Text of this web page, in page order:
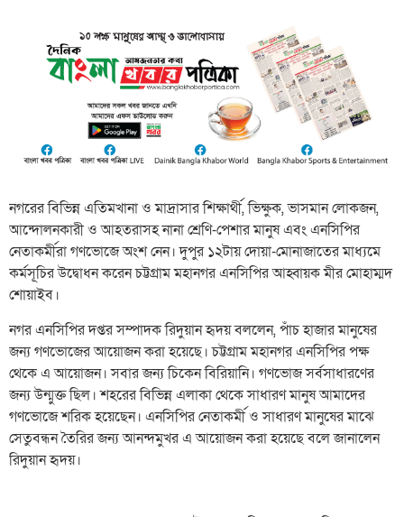
নগরের বিভিন্ন এতিমখানা ও মাদ্রাসার শিক্ষার্থী, ভিক্ষুক, ভাসমান লোকজন,
আন্দোলনকারী ও আহতরাসহ নানা শ্রেণি-পেশার মানুষ এবং এনসিপির
নেতাকর্মীরা গণভোজে অংশ নেন। দুপুর ১২টায় দোয়া-মোনাজাতের মাধ্যমে
কর্মসূচির উদ্বোধন করেন চট্টগ্রাম মহানগর এনসিপির আহ্বায়ক মীর মোহাম্মদ
শোয়াইব।
নগর এনসিপির দপ্তর সম্পাদক রিদুয়ান হৃদয় বললেন, পাঁচ হাজার মানুষের
জন্য গণভোজের আয়োজন করা হয়েছে। চট্টগ্রাম মহানগর এনসিপির পক্ষ
থেকে এ আয়োজন। সবার জন্য চিকেন বিরিয়ানি। গণভোজ সর্বসাধারণের
জন্য উন্মুক্ত ছিল। শহরের বিভিন্ন এলাকা থেকে সাধারণ মানুষ আমাদের
গণভোজে শরিক হয়েছেন। এনসিপির নেতাকর্মী ও সাধারণ মানুষের মাঝে
সেতুবন্ধন তৈরির জন্য আনন্দমুখর এ আয়োজন করা হয়েছে বলে জানালেন
রিদুয়ান হৃদয়।